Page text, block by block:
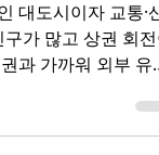
대도시이자 교통·산
과 가까워 외부 유입
인·출장 천안유흥알